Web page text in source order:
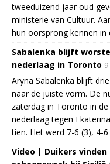
tweeduizend jaar oud
ministerie van Cultuur.
hun oorsprong kennen in
Sabalenka blijft
nederlaag in Toronto
Aryna Sabalenka blijft
naar de juiste vorm. De
zaterdag in Toronto in
nederlaag tegen
tien. Het werd 7-6 (3), 4-6
Video | Duikers vinden